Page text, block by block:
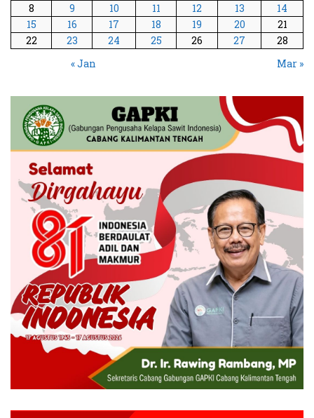
8
9 10 11 12 13
14
15
16 17 18 19 20
21
22
23 24 25 26 27
28
« Jan
Mar »